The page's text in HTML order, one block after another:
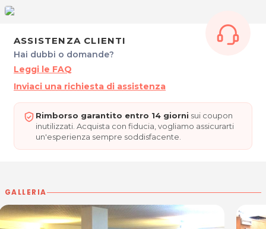
* Prezzi di listino verificati in data 9/12/2019.
ORARI
Martedì, Mercoledì e Giovedì: 8.00 - 12.00 / 15.00 -
Venerdì: 8.00 - 12-00 / 14-00 -18.30
Sabato: 7.15 - 15.00
SALONE PATRIZIA - PARRUCCHIERA ED ESTETICA
Via Persoglia, 4/A - GORIZIA
Per ulteriori informazioni sull'offerta o sulle modalità di
acquisto scrivi aposta@espevia.it.
ASSISTENZA CLIENTI
Hai dubbi o domande?
Leggi le FAQ
Inviaci una richiesta di assistenza
Rimborso garantito entro 14 giorni sui coupon
inutilizzati. Acquista con fiducia, vogliamo assicurarti
un'esperienza sempre soddisfacente.
GALLERIA